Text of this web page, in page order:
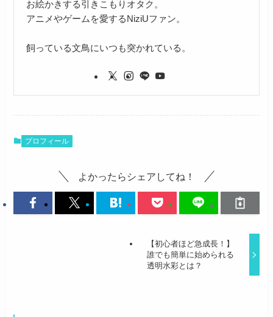
お絵かきする引きこもりオタク。
アニメやゲームを愛するNiziUファン。
飼っている文鳥にいつも突かれている。
プロフィール
よかったらシェアしてね！
【初心者ほど急成長！】
誰でも簡単に始められる
透明水彩とは？